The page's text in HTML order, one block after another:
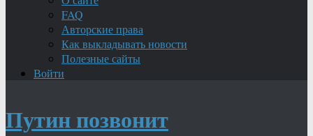
FAQ
Авторские права
Как выкладывать новости
Полезные сайты
Войти
Путин позвонит